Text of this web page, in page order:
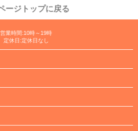
ージトップに戻る
営業時間:10時～19時
定休日:定休日なし